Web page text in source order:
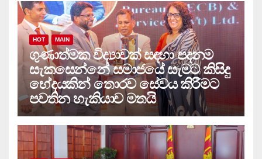
HOT MAIN
ගුණාත්මක විද්‍යාවක් සඳහා පදනම
සැකසෙන්නේ සමාජයේ සැමට කිසිදු
භේදයකින් තොරව සේවය කිරීමට
පවතින හැකියාව මතයි